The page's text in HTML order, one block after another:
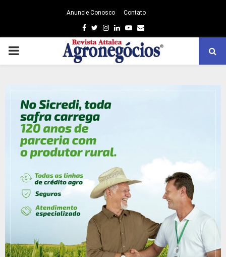
Anuncie Conosco Contato
Facebook
TwitterInstagram
LinkedinYoutube
Email
PRIMARY